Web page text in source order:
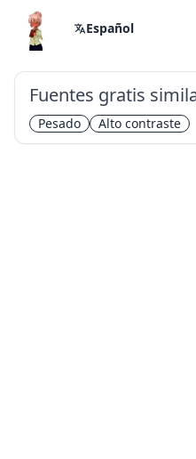
Español
Fuentes gratis
Pesado Alto contraste